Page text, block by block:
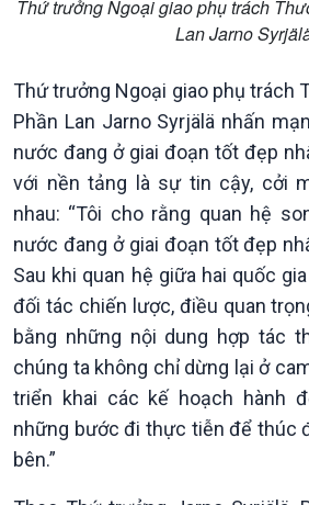
Trước giờ mở cửa
Khởi nghiệp
Tuyên chiến với gian lận
thương mại
đảo
Mùa
Tâm
đảo
Tìm
Nam
Thứ trưởng Ngoại giao phụ trách
Lan Jarno
Thứ trưởng Ngoại giao phụ trách
Phần Lan Jarno Syrjälä nhấn
nước đang ở giai đoạn tốt đẹp
với nền tảng là sự tin cậy, cởi
nhau: “Tôi cho rằng quan hệ
nước đang ở giai đoạn tốt đẹp
Sau khi quan hệ giữa hai quốc
đối tác chiến lược, điều quan
bằng những nội dung hợp tác
chúng ta không chỉ dừng lại ở
triển khai các kế hoạch hành
những bước đi thực tiễn để thúc
bên.”